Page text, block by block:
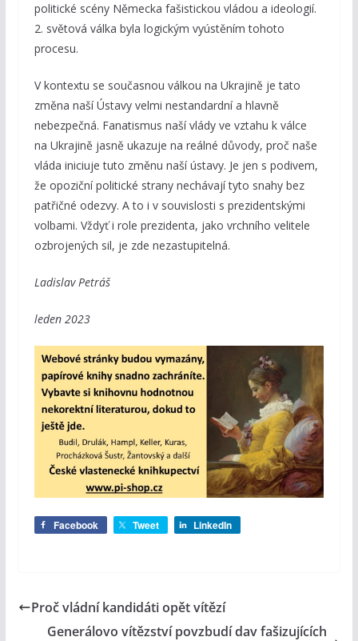
politické scény Německa fašistickou vládou a ideologií.
2. světová válka byla logickým vyústěním tohoto
procesu.
V kontextu se současnou válkou na Ukrajině je tato
změna naší Ústavy velmi nestandardní a hlavně
nebezpečná. Fanatismus naší vlády ve vztahu k válce
na Ukrajině jasně ukazuje na reálné důvody, proč naše
vláda iniciuje tuto změnu naší ústavy. Je jen s podivem,
že opoziční politické strany nechávají tyto snahy bez
patřičné odezvy. A to i v souvislosti s prezidentskými
volbami. Vždyť i role prezidenta, jako vrchního velitele
ozbrojených sil, je zde nezastupitelná.
Ladislav Petráš
leden 2023
Facebook Tweet LinkedIn
Proč vládní kandidáti opět vítězí
Generálovo vítězství povzbudí dav fašizujících